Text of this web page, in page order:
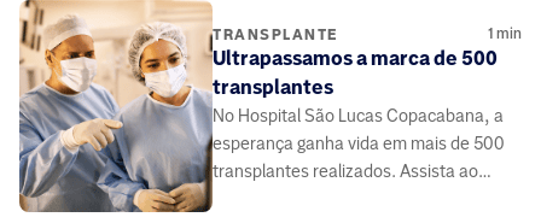
TRANSPLANTE 1 min
Ultrapassamos a marca de 500
transplantes
No Hospital São Lucas Copacabana, a
esperança ganha vida em mais de 500
transplantes realizados. Assista ao